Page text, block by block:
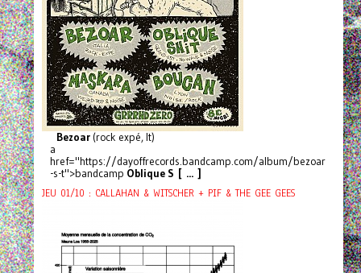
Bezoar(rock expé, It)
a
href="https://dayoffrecords.bandcamp.com/album/bezoar
-s-t">bandcamp Oblique S [ ... ]
JEU 01/10 : CALLAHAN & WITSCHER + PIF & THE GEE GEES